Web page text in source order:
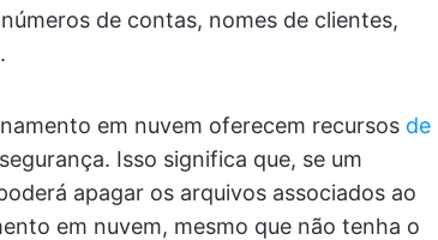
de contas, nomes de clientes,
em nuvem oferecem recursos de
Isso significa que, se um
apagar os arquivos associados ao
em nuvem, mesmo que não tenha o